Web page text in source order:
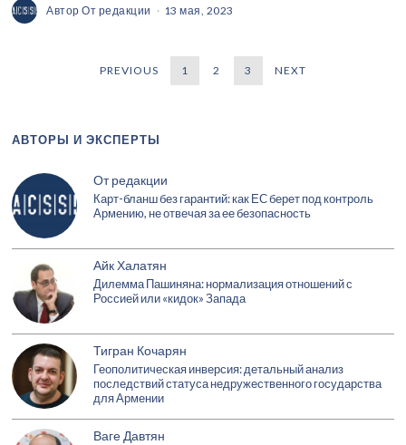
АвторОт редакции 13 мая, 2023
PREVIOUS 1 2 3 NEXT
АВТОРЫ И ЭКСПЕРТЫ
От редакции
Карт-бланш без гарантий: как ЕС берет под контроль
Армению, не отвечая за ее безопасность
Айк Халатян
Дилемма Пашиняна: нормализация отношений с
Россией или «кидок» Запада
Тигран Кочарян
Геополитическая инверсия: детальный анализ
последствий статуса недружественного государства
для Армении
Ваге Давтян